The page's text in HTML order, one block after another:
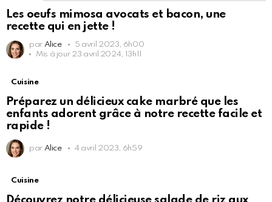
Les oeufs mimosa avocats et bacon, une
recette qui en jette !
par Alice
5 avril 2023, 6h00
Mis à jour 23 avril 2024, 13h11
Cuisine
Préparez un délicieux cake marbré que les
enfants adorent grâce à notre recette facile et
rapide !
par Alice 4 avril 2023, 6h59
Cuisine